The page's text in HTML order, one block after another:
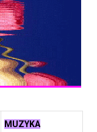
MUZYKA